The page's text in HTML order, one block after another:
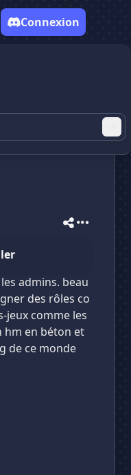
Connexion
admins. beau
des rôles co
jeux comme les
hm en béton et
de ce monde
ton avis de ce